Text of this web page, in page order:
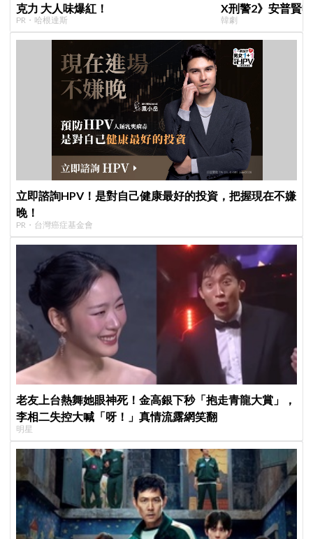
克力 大人味爆紅！
PR・哈根達斯
X刑警2》安普賢
哥哥們都認證的
韓劇
立即諮詢HPV！是對自己健康最好的投資，把握現在不嫌
晚！
PR・台灣癌症基金會
老友上台熱舞她眼神死！金高銀下秒「抱走青龍大賞」，
李相二失控大喊「呀！」真情流露網笑翻
明星